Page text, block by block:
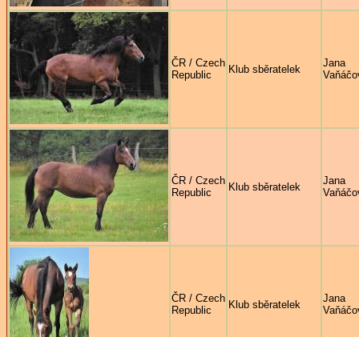
ČR / Czech
Republic
Klub sběratelek
Jana
ČR / Czech
Republic
Klub sběratelek
Jana
ČR / Czech
Republic
Klub sběratelek
Jana